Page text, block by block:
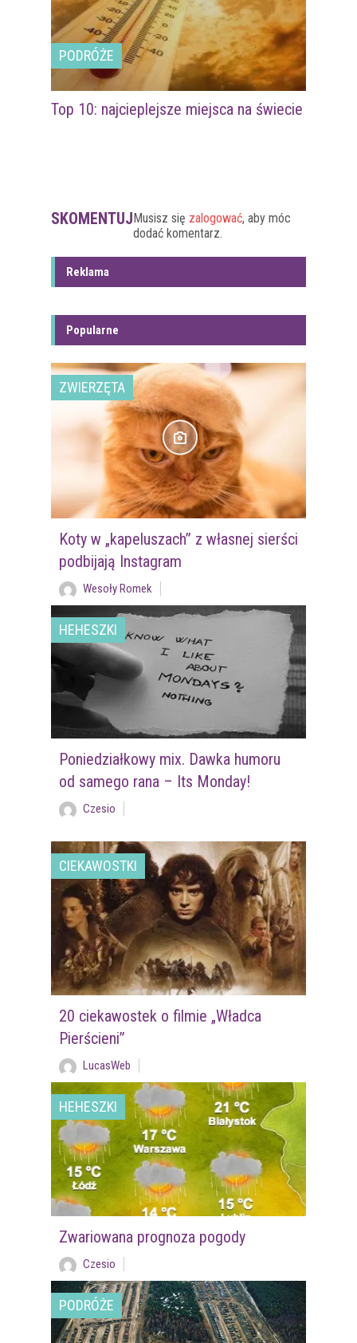
PODRÓŻE
Top 10: najcieplejsze miejsca na świecie
SKOMENTUJ Musisz się zalogować, aby móc
dodać komentarz.
Reklama
Popularne
ZWIERZĘTA
Koty w „kapeluszach” z własnej sierści
podbijają Instagram
Wesoły Romek
HEHESZKI
Poniedziałkowy mix. Dawka humoru
od samego rana – Its Monday!
Czesio
CIEKAWOSTKI
20 ciekawostek o filmie „Władca
Pierścieni”
LucasWeb
HEHESZKI
Zwariowana prognoza pogody
Czesio
PODRÓŻE